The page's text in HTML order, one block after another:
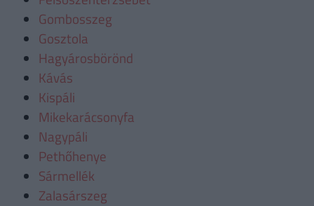
Gombosszeg
Gosztola
Hagyárosbörönd
Kávás
Kispáli
Mikekarácsonyfa
Nagypáli
Pethőhenye
Sármellék
Zalasárszeg